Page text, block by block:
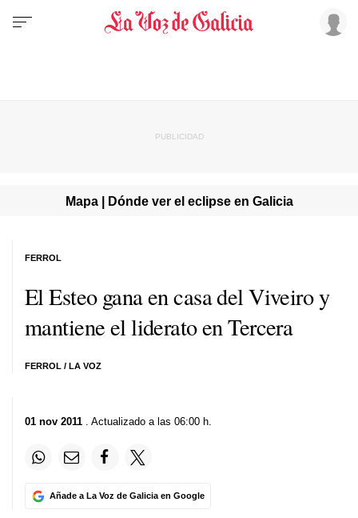
Mapa | Dónde ver el eclipse en Galicia
El Esteo gana en casa del Viveiro y
mantiene el liderato en Tercera
FERROL / LA VOZ
FERROL
01 nov 2011 . Actualizado a las 06:00 h.
Añade a La Voz de Galicia en Google